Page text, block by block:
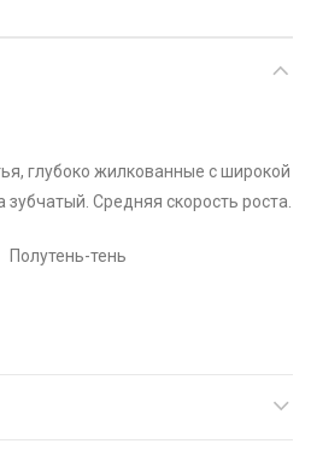
глубоко жилкованные с широкой
Средняя скорость роста.
тень